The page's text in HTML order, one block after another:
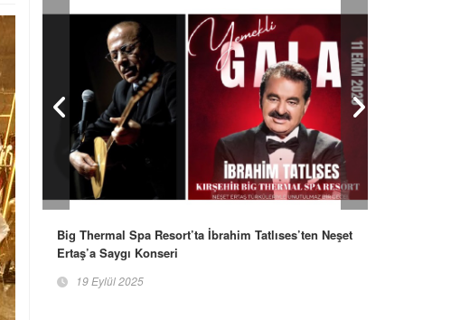
Big Thermal Spa Resort’ta İbrahim Tatlıses’ten Neşet
Ertaş’a Saygı Konseri
19 Eylül 2025